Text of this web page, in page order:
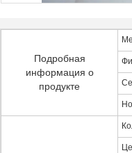
Подробная
информация о
продукте